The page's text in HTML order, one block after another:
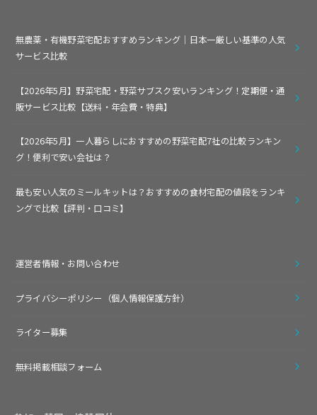
無農薬・有機野菜宅配おすすめランキング｜日本一厳しい基準の人気
サービス比較
【2026年5月】野菜宅配・野菜サブスク安いランキング！定期便・通
販サービス比較【送料・年会費・特典】
【2026年5月】一人暮らしにおすすめの野菜宅配7社の比較ランキン
グ！便利で安い会社は？
最も安い人気のミールキットは？おすすめの食材宅配の値段をランキ
ングで比較【評判・口コミ】
運営者情報・お問い合わせ
プライバシーポリシー（個人情報保護方針）
ライター募集
無料掲載相談フォーム